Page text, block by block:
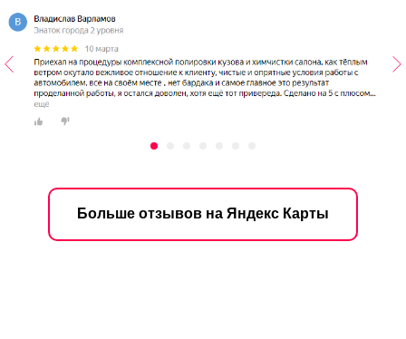
Больше отзывов на Яндекс Карты